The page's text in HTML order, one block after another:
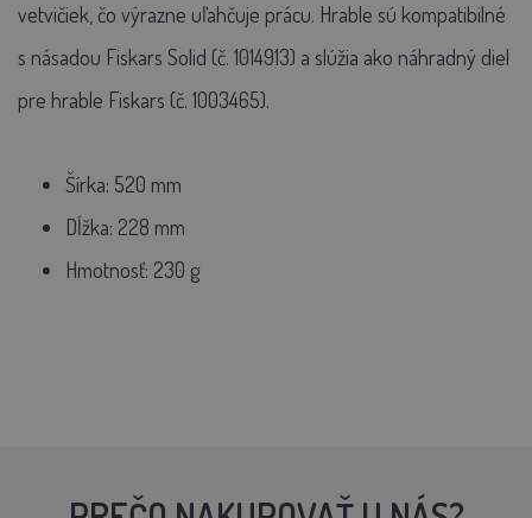
vetvičiek, čo výrazne uľahčuje prácu. Hrable sú kompatibilné
s násadou Fiskars Solid (č. 1014913) a slúžia ako náhradný diel
pre hrable Fiskars (č. 1003465).
Šírka: 520 mm
Dĺžka: 228 mm
Hmotnosť: 230 g